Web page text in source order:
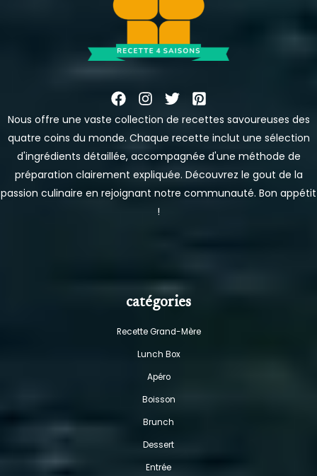
Nous offre une vaste collection de recettes savoureuses des
quatre coins du monde. Chaque recette inclut une sélection
d'ingrédients détaillée, accompagnée d'une méthode de
préparation clairement expliquée. Découvrez le gout de la
passion culinaire en rejoignant notre communauté. Bon appétit
!
catégories
Recette Grand-Mère
Lunch Box
Apéro
Boisson
Brunch
Dessert
Entrée